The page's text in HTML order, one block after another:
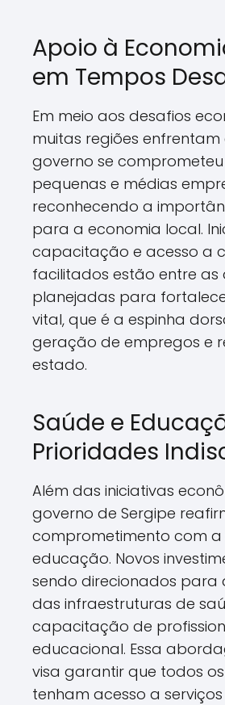
Apoio à
em Tempos
Em meio aos desafios
muitas regiões
governo se
pequenas e médias
reconhecendo a
para a economia local.
capacitação e acesso a
facilitados estão entre as
planejadas para
vital, que é a espinha
geração de empregos e
estado.
Saúde e
Prioridades
Além das iniciativas
governo de Sergipe
comprometimento com a
educação. Novos
sendo direcionados para
das infraestruturas de
capacitação de
educacional. Essa
visa garantir que todos
tenham acesso a